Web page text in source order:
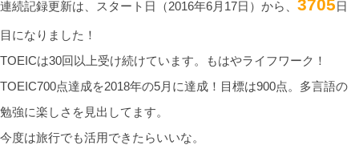
連続記録更新は、スタート日（2016年6月17日）から、 3705日
目になりました！
TOEICは30回以上受け続けています。もはやライフワーク！
TOEIC700点達成を2018年の5月に達成！目標は900点。多言語の
勉強に楽しさを見出してます。
今度は旅行でも活用できたらいいな。